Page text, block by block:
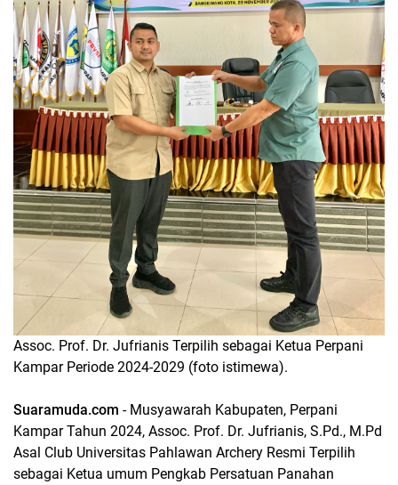
Assoc. Prof. Dr. Jufrianis Terpilih sebagai Ketua Perpani
Kampar Periode 2024-2029 (foto istimewa).
Suaramuda.com - Musyawarah Kabupaten, Perpani
Kampar Tahun 2024, Assoc. Prof. Dr. Jufrianis, S.Pd., M.Pd
Asal Club Universitas Pahlawan Archery Resmi Terpilih
sebagai Ketua umum Pengkab Persatuan Panahan